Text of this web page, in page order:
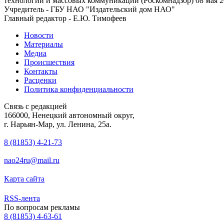
Учредитель - ГБУ НАО "Издательский дом НАО"
Главный редактор - Е.Ю. Тимофеев
Новости
Материалы
Медиа
Происшествия
Контакты
Расценки
Политика конфиденциальности
Связь с редакцией
166000, Ненецкий автономный округ,
г. Нарьян-Мар, ул. Ленина, 25а.
8 (81853) 4-21-73
nao24ru@mail.ru
Карта сайта
RSS-лента
По вопросам рекламы
8 (81853) 4-63-61